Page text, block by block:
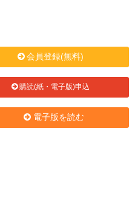
会員登録(無料)
購読(紙・電子版)申込
電子版を読む